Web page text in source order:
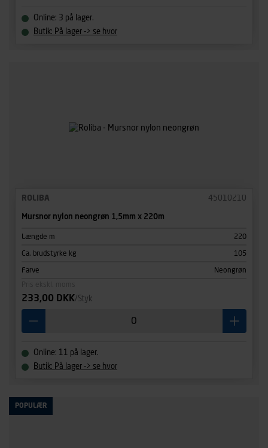
Online: 3 på lager.
Butik: På lager -> se hvor
ROLIBA 45010210
Mursnor nylon neongrøn 1,5mm x 220m
Længde m 220
Ca. brudstyrke kg 105
Farve
Neongrøn
233,00 DKK/Styk
Online: 11 på lager.
Butik: På lager -> se hvor
POPULÆR